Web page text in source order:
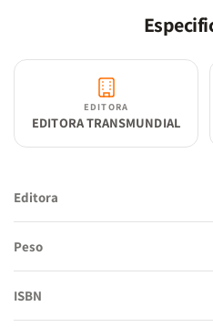
Teologia da Missão Integral, que
teológica moderna que surgiu
Fraternidade Teológica Latino-
prática da primeira igreja,
transformadoras. É uma
da Missão Integral carecem
EDITORA
EDITORA TRANSMUNDIAL
Editora
Peso
ISBN